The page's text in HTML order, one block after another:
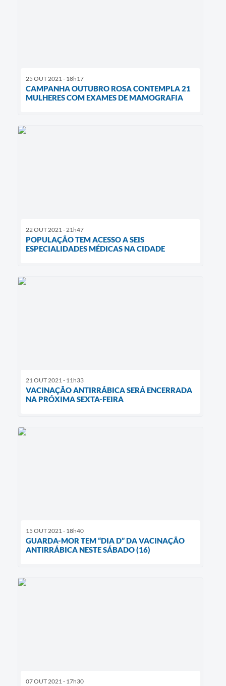
25 OUT 2021 - 18h17
CAMPANHA OUTUBRO ROSA CONTEMPLA 21
MULHERES COM EXAMES DE MAMOGRAFIA
22 OUT 2021 - 21h47
POPULAÇÃO TEM ACESSO A SEIS
ESPECIALIDADES MÉDICAS NA CIDADE
21 OUT 2021 - 11h33
VACINAÇÃO ANTIRRÁBICA SERÁ ENCERRADA
NA PRÓXIMA SEXTA-FEIRA
15 OUT 2021 - 18h40
GUARDA-MOR TEM “DIA D” DA VACINAÇÃO
ANTIRRÁBICA NESTE SÁBADO (16)
07 OUT 2021 - 17h30